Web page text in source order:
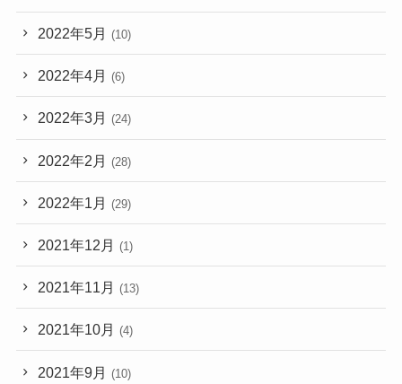
2022年5月 (10)
2022年4月 (6)
2022年3月 (24)
2022年2月 (28)
2022年1月 (29)
2021年12月 (1)
2021年11月 (13)
2021年10月 (4)
2021年9月 (10)